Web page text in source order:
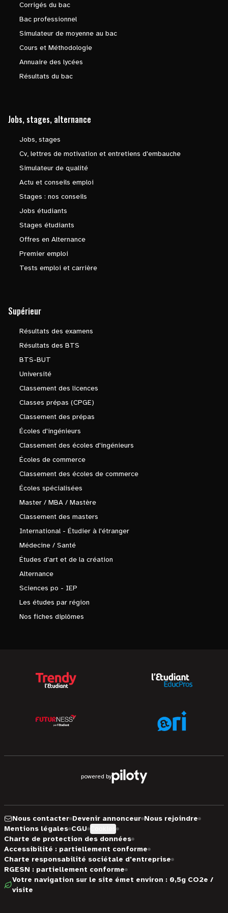
Corrigés du bac
Bac professionnel
Simulateur de moyenne au bac
Cours et Méthodologie
Annuaire des lycées
Résultats du bac
Jobs, stages, alternance
Jobs, stages
Cv, lettres de motivation et entretiens d'embauche
Simulateur de qualité
Actu et conseils emploi
Stages : nos conseils
Jobs étudiants
Stages étudiants
Offres en Alternance
Premier emploi
Tests emploi et carrière
Supérieur
Résultats des examens
Résultats des BTS
BTS-BUT
Université
Classement des licences
Classes prépas (CPGE)
Classement des prépas
Écoles d'ingénieurs
Classement des écoles d'ingénieurs
Écoles de commerce
Classement des écoles de commerce
Écoles spécialisées
Master / MBA / Mastère
Classement des masters
International - Étudier à l'étranger
Médecine / Santé
Études d'art et de la création
Alternance
Sciences po - IEP
Les études par région
Nos fiches diplômes
powered by
Nous contacter Devenir annonceur Nous rejoindre
Mentions légales CGU
Charte de protection des données
Accessibilité : partiellement conforme
Charte responsabilité sociétale d'entreprise
RGESN : partiellement conforme
Votre navigation sur le site émet environ : 0,5g CO2e /
visite